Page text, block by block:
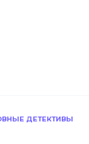
ДЕТЕКТИВЫ